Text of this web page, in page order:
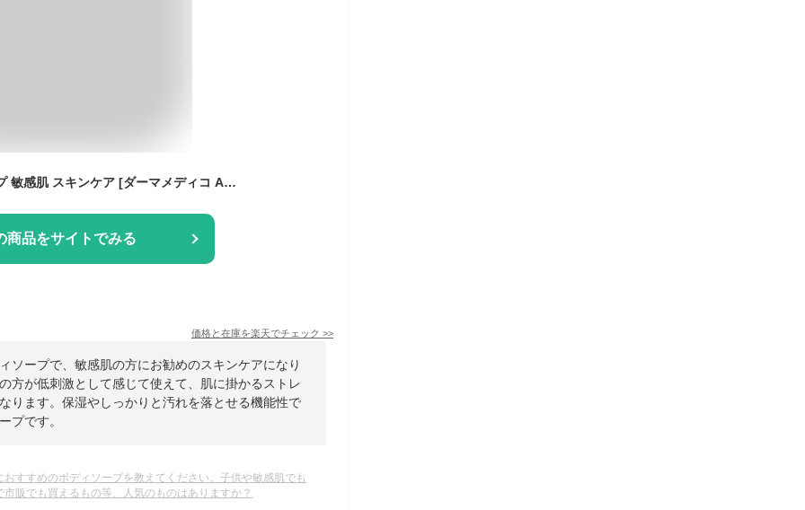
アトピー ボディソープ 敏感肌 スキンケア [ダーマメディコ ADリキッドソープ]
商品をサイトでみる
価格と在庫を楽天でチェック >>
ソープで、敏感肌の方にお勧めのスキンケアになり
方が低刺激として感じて使えて、肌に掛かるストレ
ります。保湿やしっかりと汚れを落とせる機能性で
プです。
おすすめのボディソープを教えてください。子供や敏感肌でも
販でも買えるもの等、人気のものはありますか？